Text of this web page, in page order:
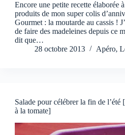
Encore une petite recette élaborée
produits de mon super colis
Gourmet : la moutarde au cassis !
de faire des madeleines depuis ce
dit que…
28 octobre 2013
Apéro,
Salade pour célébrer la fin de l’été
à la tomate]